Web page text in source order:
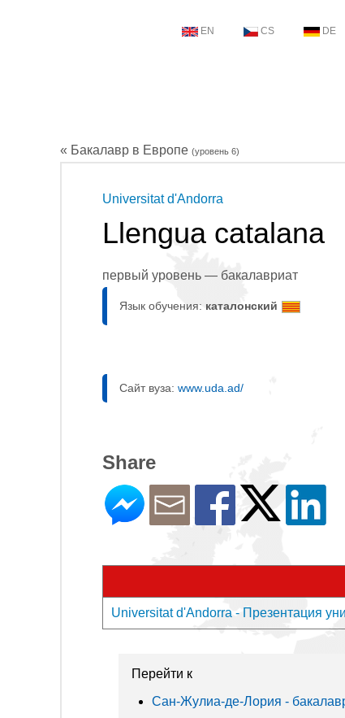
EN CS DE
« Бакалавр в Европе (уровень 6)
Universitat d'Andorra
Llengua catalana
первый уровень — бакалавриат
Язык обучения: каталонский
Сайт вуза: www.uda.ad/
Share
Universitat d'Andorra - Презентация
Перейти к
Сан-Жулиа-де-Лория -